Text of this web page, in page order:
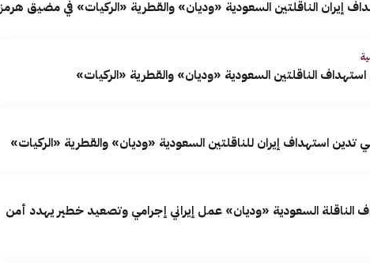
إيران الناقلتين السعودية «وديان» والقطرية «الركيات» في مضيق هرمز
استهداف الناقلتين السعودية «وديان» والقطرية «الركيات»
تدين استهداف إيران للناقلتين السعودية «وديان» والقطرية «الركيات»
الناقلة السعودية «وديان» عمل إيراني إجرامي وتصعيد خطير يهدد أمن